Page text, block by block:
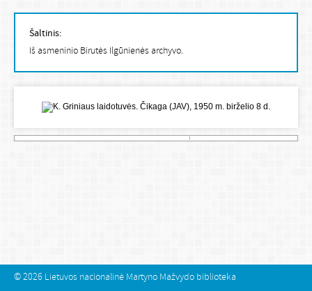
Šaltinis:
Iš asmeninio Birutės Ilgūnienės archyvo.
© 2026 Lietuvos nacionalinė Martyno Mažvydo biblioteka